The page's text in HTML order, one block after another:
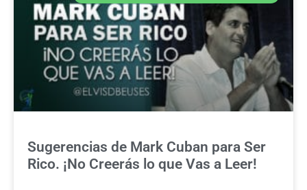
Sugerencias de Mark Cuban para Ser
Rico. ¡No Creerás lo que Vas a Leer!